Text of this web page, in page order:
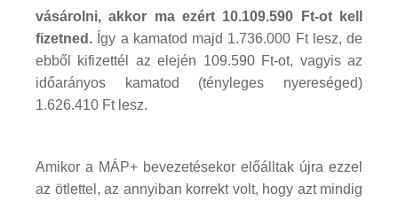
vásárolni, akkor ma ezért 10.109.590 Ft-ot kell
fizetned. Így a kamatod majd 1.736.000 Ft lesz, de
ebből kifizettél az elején 109.590 Ft-ot, vagyis az
időarányos kamatod (tényleges nyereséged)
1.626.410 Ft lesz.
Amikor a MÁP+ bevezetésekor előálltak újra ezzel
az ötlettel, az annyiban korrekt volt, hogy azt mindig